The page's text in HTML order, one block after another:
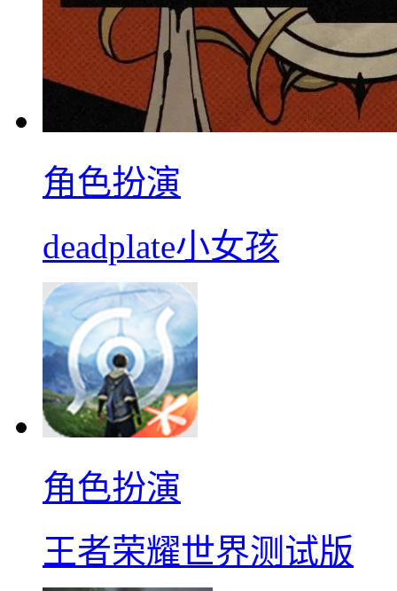
角色扮演
deadplate小女孩
角色扮演
王者荣耀世界测试版